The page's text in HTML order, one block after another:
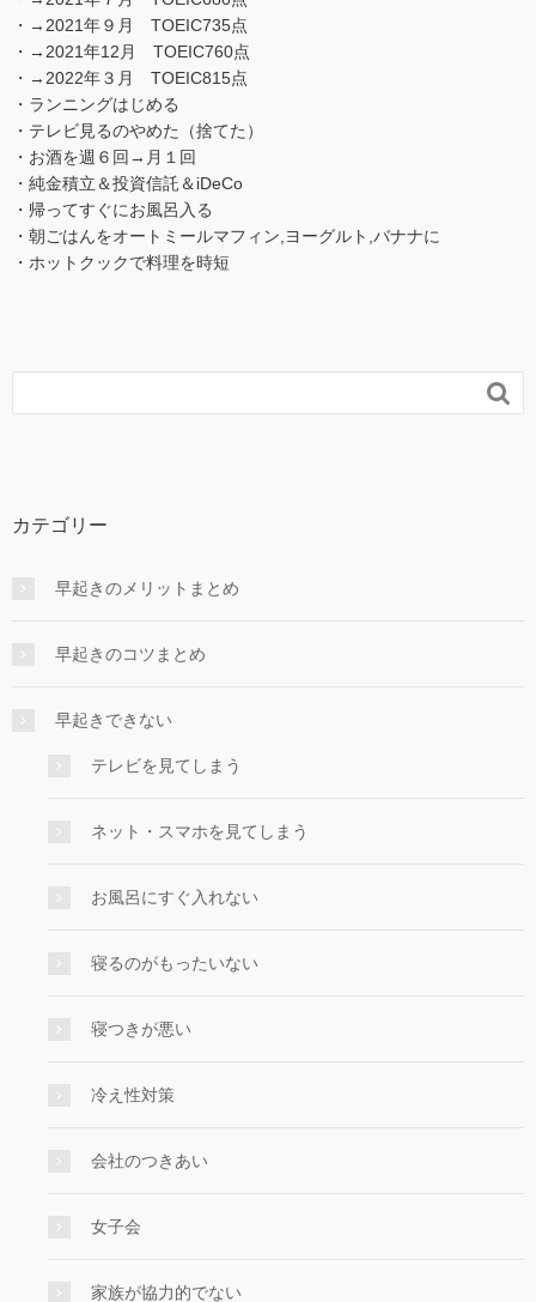
・→2021年９月 TOEIC735点
・→2021年12月 TOEIC760点
・→2022年３月 TOEIC815点
・ランニングはじめる
・テレビ見るのやめた（捨てた）
・お酒を週６回→月１回
・純金積立＆投資信託＆iDeCo
・帰ってすぐにお風呂入る
・朝ごはんをオートミールマフィン,ヨーグルト,バナナに
・ホットクックで料理を時短

カテゴリー
早起きのメリットまとめ
早起きのコツまとめ
早起きできない
テレビを見てしまう
ネット・スマホを見てしまう
お風呂にすぐ入れない
寝るのがもったいない
寝つきが悪い
冷え性対策
会社のつきあい
女子会
家族が協力的でない